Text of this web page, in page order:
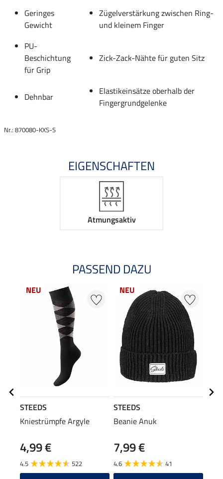
Geringes
Gewicht
Zügelverstärkung zwischen Ring-
und kleinem Finger
PU-
Beschichtung
für Grip
Zick-Zack-Nähte für guten Sitz
Dehnbar
Elastikeinsätze oberhalb der
Fingergrundgelenke
Nr.: 870080-KXS-S
EIGENSCHAFTEN
Atmungsaktiv
PASSEND DAZU
NEU
STEEDS
Kniestrümpfe Argyle
4,99 €
4.5 522
NEU
STEEDS
Beanie Anuk
7,99 €
4.6 41